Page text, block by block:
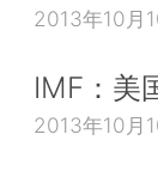
2013年10月
IMF：美
2013年10月